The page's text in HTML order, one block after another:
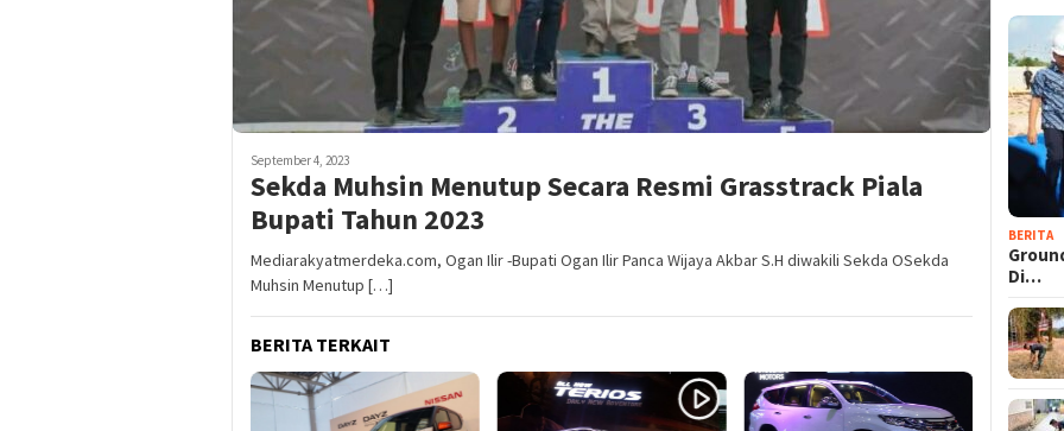
September 4, 2023
Sekda Muhsin Menutup Secara Resmi Grasstrack Piala
Bupati Tahun 2023
Mediarakyatmerdeka.com, Ogan Ilir -Bupati Ogan Ilir Panca Wijaya Akbar S.H diwakili Sekda OSekda
Muhsin Menutup […]
BERITA TERKAIT
BERITA
Di…